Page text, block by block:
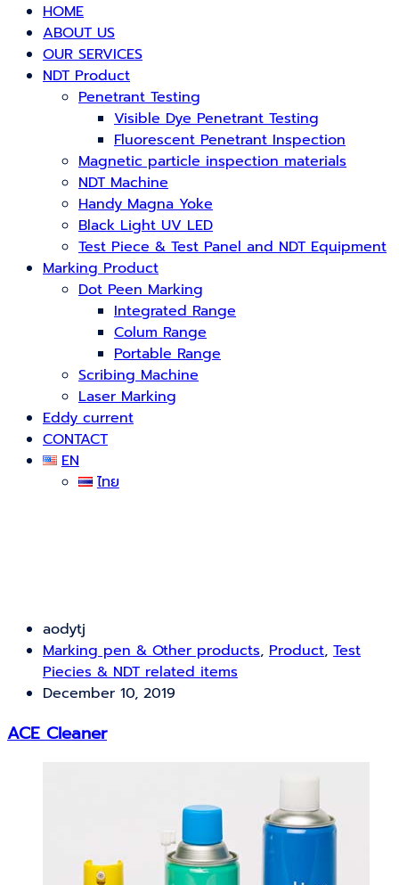
HOME
ABOUT US
OUR SERVICES
NDT Product
Penetrant Testing
Visible Dye Penetrant Testing
Fluorescent Penetrant Inspection
Magnetic particle inspection materials
NDT Machine
Handy Magna Yoke
Black Light UV LED
Test Piece & Test Panel and NDT Equipment
Marking Product
Dot Peen Marking
Integrated Range
Colum Range
Portable Range
Scribing Machine
Laser Marking
Eddy current
CONTACT
EN
ไทย
aodytj
Marking pen & Other products, Product, Test
Piecies & NDT related items
December 10, 2019
ACE Cleaner